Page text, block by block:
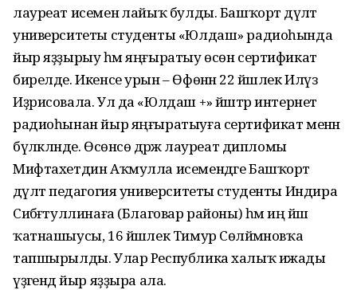
лауреат исеменә лайыҡ булды. Башҡорт дәүләт
университеты студенты «Юлдаш» радиоһында
йыр яҙҙырыу һәм яңғыратыу өсөн сертификат
бирелде. Икенсе урын – Өфөнән 22 йәшлек Илүзә
Иҙрисовала. Ул да «Юлдаш +» йәштәр интернет
радиоһынан йыр яңғыратыуға сертификат менән
бүләкләнде. Өсөнсө дәрәжә лауреат дипломы
Мифтахетдин Аҡмулла исемендәге Башҡорт
дәүләт педагогия университеты студенты Индира
Сибәғәтуллинаға (Благовар районы) һәм иң йәш
ҡатнашыусы, 16 йәшлек Тимур Сөләймәновҡа
тапшырылды. Улар Республика халыҡ ижады
үҙәгендә йыр яҙҙыра ала.